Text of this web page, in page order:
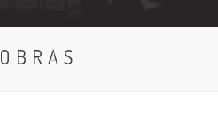
OBRAS